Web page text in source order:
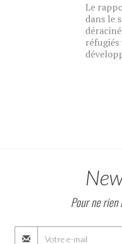
Le
dans le
réfugiés
Pour ne rien